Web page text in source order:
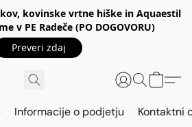
kovinske vrtne hiške in Aquaestil
v PE Radeče (PO DOGOVORU)
Preveri zdaj
Informacije o podjetju Kontaktni